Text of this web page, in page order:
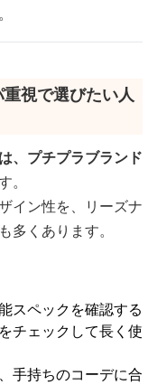
視で選びたい人
、プチプラブランド
。
イン性を、リーズナ
多くあります。
スペックを確認する
チェックして長く使
手持ちのコーデに合